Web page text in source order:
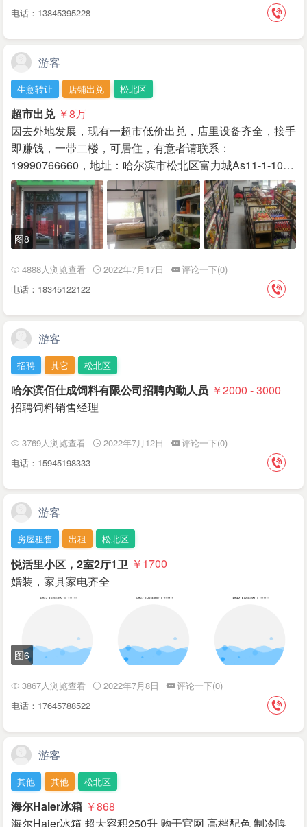
电话：13845395228
游客
生意转让 店铺出兑 松北区
超市出兑 ￥8万
因去外地发展，现有一超市低价出兑，店里设备齐全，接手
即赚钱，一带二楼，可居住，有意者请联系：
19990766660，地址：哈尔滨市松北区富力城As11-1-10…
图8
4888人浏览查看 2022年7月17日
评论一下(0)
电话：18345122122
游客
招聘 其它 松北区
哈尔滨佰仕成饲料有限公司招聘内勤人员 ￥2000 - 3000
招聘饲料销售经理
3769人浏览查看 2022年7月12日
评论一下(0)
电话：15945198333
游客
房屋租售 出租 松北区
悦活里小区，2室2厅1卫 ￥1700
婚装，家具家电齐全
图6
3867人浏览查看 2022年7月8日
评论一下(0)
电话：17645788522
游客
其他 其他 松北区
海尔Haier冰箱 ￥868
海尔Haier冰箱 超大容积250升 购于官网 高档配色 制冷嘎